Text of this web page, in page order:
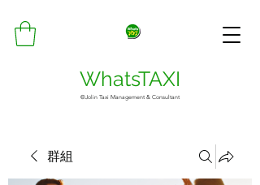
WhatsTAXI
©Jolin Taxi Management & Consultant
群組